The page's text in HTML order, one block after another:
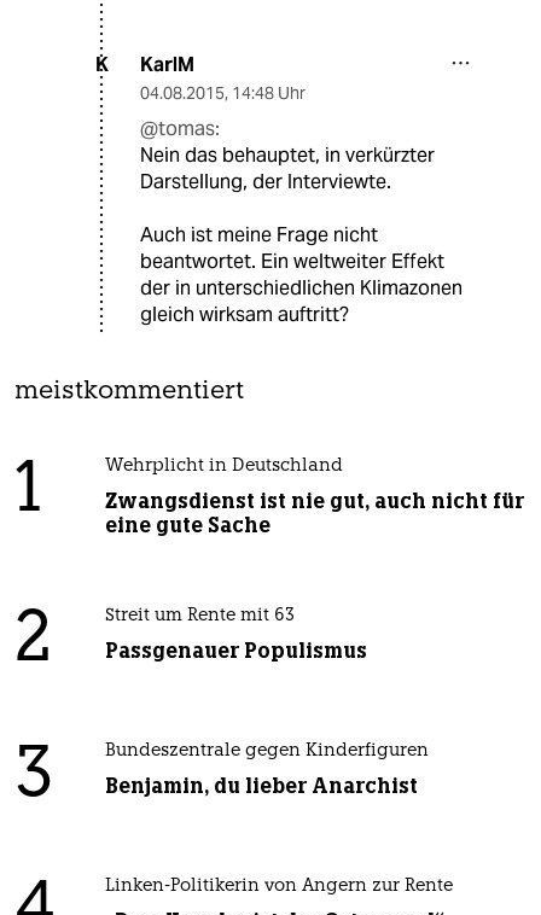
K KarlM
04.08.2015, 14:48 Uhr
@tomas:
Nein das behauptet, in verkürzter
Darstellung, der Interviewte.
Auch ist meine Frage nicht
beantwortet. Ein weltweiter Effekt
der in unterschiedlichen Klimazonen
gleich wirksam auftritt?
meistkommentiert
1 Wehrplicht in Deutschland
Zwangsdienst ist nie gut, auch nicht für
eine gute Sache
2 Streit um Rente mit 63
Passgenauer Populismus
3 Bundeszentrale gegen Kinderfiguren
Benjamin, du lieber Anarchist
Linken-Politikerin von Angern zur Rente